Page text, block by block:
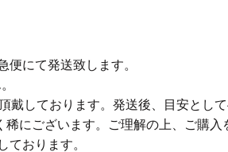
にて発送致します。
しております。発送後、目安とし
にございます。ご理解の上、ご購入
おります。